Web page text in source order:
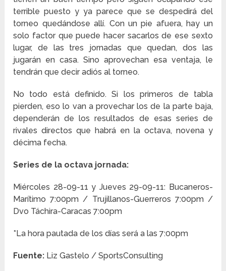
terrible puesto y ya parece que se despedirá del
torneo quedándose allí. Con un pie afuera, hay un
solo factor que puede hacer sacarlos de ese sexto
lugar, de las tres jornadas que quedan, dos las
jugarán en casa. Sino aprovechan esa ventaja, le
tendrán que decir adiós al torneo.
No todo está definido. Si los primeros de tabla
pierden, eso lo van a provechar los de la parte baja,
dependerán de los resultados de esas series de
rivales directos que habrá en la octava, novena y
décima fecha.
Series de la octava jornada:
Miércoles 28-09-11 y Jueves 29-09-11: Bucaneros-
Marítimo 7:00pm / Trujillanos-Guerreros 7:00pm /
Dvo Táchira-Caracas 7:00pm
*La hora pautada de los días será a las 7:00pm
Fuente: Liz Gastelo / SportsConsulting